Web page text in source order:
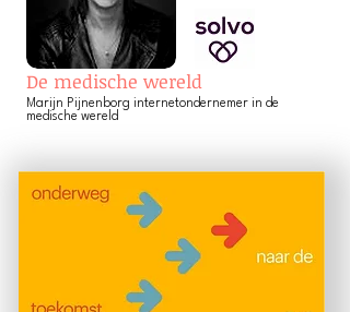
De medische wereld
Marijn Pijnenborg internetondernemer in de
medische wereld